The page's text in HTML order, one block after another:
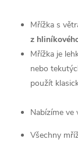
Mřížka s
z
Mřížka je
nebo
použít
Nabízíme ve
Všechny